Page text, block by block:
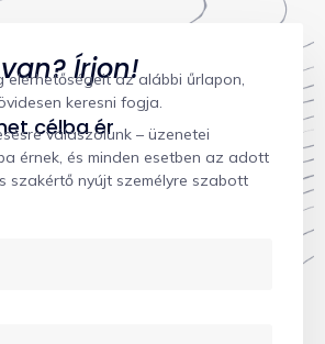
Írjon!
elérhetőségeit az alábbi űrlapon,
keresni fogja.
célba ér
válaszolunk – üzenetei
érnek, és minden esetben az adott
szakértő nyújt személyre szabott